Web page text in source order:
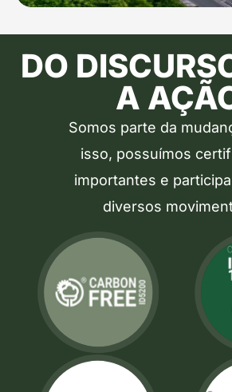
DO
A
Somos parte da
isso, possuímos
importantes e
diversos